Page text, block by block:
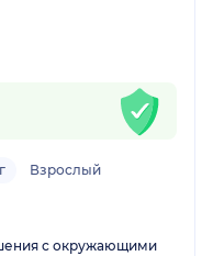
Взрослый
с окружающими